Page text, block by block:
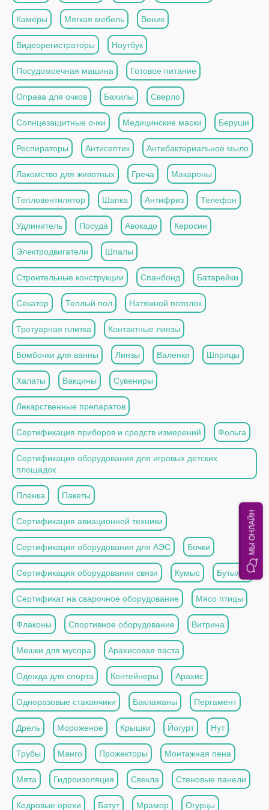
Камеры Мягкая мебель Веник
Видеорегистраторы Ноутбук
Посудомоечная машина Готовое питание
Оправа для очков Бахилы Сверло
Солнцезащитные очки Медицинские маски Беруши
Респираторы Антисептик Антибактериальное мыло
Лакомство для животных Греча Макароны
Тепловентилятор Шапка Антифриз Телефон
Удлинитель Посуда Авокадо Керосин
Электродвигатели Шпалы
Строительные конструкции Спанбонд Батарейки
Секатор Теплый пол Натяжной потолок
Тротуарная плитка Контактные линзы
Бомбочки для ванны Линзы Валенки Шприцы
Халаты Вакцины Сувениры
Лекарственные препаратов
Сертификация приборов и средств измерений Фольга
Сертификация оборудования для игровых детских
площадок
Пленка Пакеты
Сертификация авиационной техники
Сертификация оборудования для АЭС Бочки
Сертификация оборудования связи Кумыс Бутылки
Сертификат на сварочное оборудование Мясо птицы
Флаконы Спортивное оборудование Витрина
Мешки для мусора Арахисовая паста
Одежда для спорта Контейнеры Арахис
Одноразовые стаканчики Баклажаны Пергамент
Дрель Мороженое Крышки Йогурт Нут
Трубы Манго Прожекторы Монтажная пена
Мята Гидроизоляция Свекла Стеновые панели
Кедровые орехи Батут Мрамор Огурцы
МЫ ОНЛАЙН